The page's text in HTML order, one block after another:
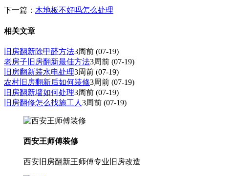
下一篇： 木地板不好吗怎么处理
相关文章
旧房翻新除甲醛方法3周前 (07-19)
老房子旧房翻新最佳方法3周前 (07-19)
旧房翻新装水电处理3周前 (07-19)
农村旧房翻新后如何装修3周前 (07-19)
旧房翻新墙如何处理3周前 (07-19)
旧房翻修怎么找施工人 3周前 (07-19)
西安王师傅装修
西安旧房翻新王师傅专业旧房改造